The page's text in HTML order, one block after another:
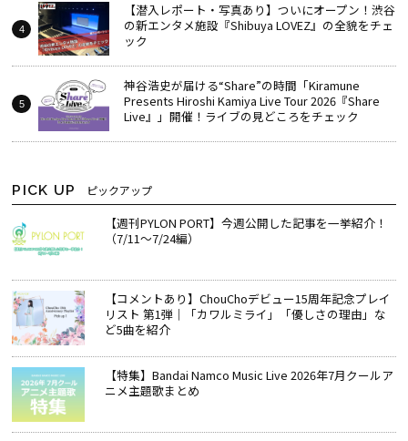
【潜入レポート・写真あり】ついにオープン！渋谷
の新エンタメ施設『Shibuya LOVEZ』の全貌をチェ
ック
神谷浩史が届ける“Share”の時間――「Kiramune
Presents Hiroshi Kamiya Live Tour 2026『Share
Live』」開催！ライブの見どころをチェック
PICK UP ピックアップ
【週刊PYLON PORT】今週公開した記事を一挙紹介！
（7/11～7/24編）
【コメントあり】ChouChoデビュー15周年記念プレイ
リスト 第1弾｜「カワルミライ」「優しさの理由」な
ど5曲を紹介
【特集】Bandai Namco Music Live 2026年7月クールア
ニメ主題歌まとめ